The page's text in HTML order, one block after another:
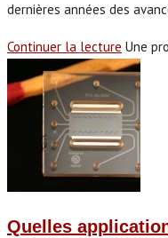
dernières années des
Continuer la lecture Une
Quelles